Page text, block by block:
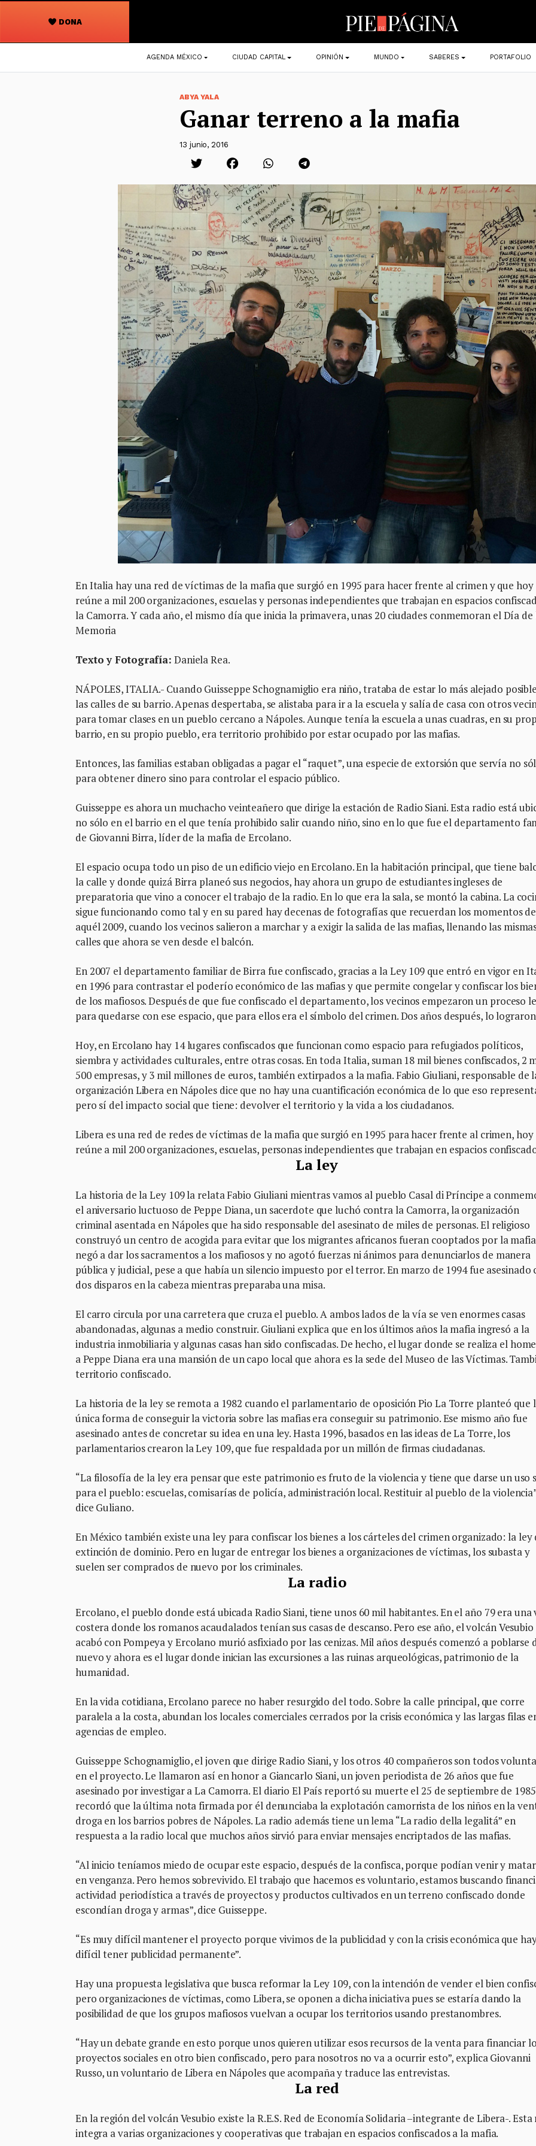
DONA
Navegación
principal
AGENDA MÉXICO CIUDAD CAPITAL OPINIÓN MUNDO SABERES PORTAFOLIO
ABYA YALA
Ganar terreno a la mafia
13 junio, 2016
En Italia hay una red de víctimas de la mafia que surgió en 1995 para hacer frente al crimen y que hoy
reúne a mil 200 organizaciones, escuelas y personas independientes que trabajan en espacios
la Camorra. Y cada año, el mismo día que inicia la primavera, unas 20 ciudades conmemoran el Día de
Memoria
Texto y Fotografía: Daniela Rea.
NÁPOLES, ITALIA.- Cuando Guisseppe Schognamiglio era niño, trataba de estar lo más alejado
las calles de su barrio. Apenas despertaba, se alistaba para ir a la escuela y salía de casa con otros
para tomar clases en un pueblo cercano a Nápoles. Aunque tenía la escuela a unas cuadras, en su
barrio, en su propio pueblo, era territorio prohibido por estar ocupado por las mafias.
Entonces, las familias estaban obligadas a pagar el “raquet”, una especie de extorsión que servía no
para obtener dinero sino para controlar el espacio público.
Guisseppe es ahora un muchacho veinteañero que dirige la estación de Radio Siani. Esta radio está
no sólo en el barrio en el que tenía prohibido salir cuando niño, sino en lo que fue el departamento
de Giovanni Birra, líder de la mafia de Ercolano.
El espacio ocupa todo un piso de un edificio viejo en Ercolano. En la habitación principal, que tiene
la calle y donde quizá Birra planeó sus negocios, hay ahora un grupo de estudiantes ingleses de
preparatoria que vino a conocer el trabajo de la radio. En lo que era la sala, se montó la cabina. La
sigue funcionando como tal y en su pared hay decenas de fotografías que recuerdan los momentos de
aquél 2009, cuando los vecinos salieron a marchar y a exigir la salida de las mafias, llenando las
calles que ahora se ven desde el balcón.
En 2007 el departamento familiar de Birra fue confiscado, gracias a la Ley 109 que entró en vigor en
en 1996 para contrastar el poderío económico de las mafias y que permite congelar y confiscar los
de los mafiosos. Después de que fue confiscado el departamento, los vecinos empezaron un proceso
para quedarse con ese espacio, que para ellos era el símbolo del crimen. Dos años después, lo
Hoy, en Ercolano hay 14 lugares confiscados que funcionan como espacio para refugiados políticos,
siembra y actividades culturales, entre otras cosas. En toda Italia, suman 18 mil bienes confiscados, 2
500 empresas, y 3 mil millones de euros, también extirpados a la mafia. Fabio Giuliani, responsable de
organización Libera en Nápoles dice que no hay una cuantificación económica de lo que eso
pero sí del impacto social que tiene: devolver el territorio y la vida a los ciudadanos.
Libera es una red de redes de víctimas de la mafia que surgió en 1995 para hacer frente al crimen, hoy
reúne a mil 200 organizaciones, escuelas, personas independientes que trabajan en espacios
La ley
La historia de la Ley 109 la relata Fabio Giuliani mientras vamos al pueblo Casal di Príncipe a
el aniversario luctuoso de Peppe Diana, un sacerdote que luchó contra la Camorra, la organización
criminal asentada en Nápoles que ha sido responsable del asesinato de miles de personas. El religioso
construyó un centro de acogida para evitar que los migrantes africanos fueran cooptados por la
negó a dar los sacramentos a los mafiosos y no agotó fuerzas ni ánimos para denunciarlos de manera
pública y judicial, pese a que había un silencio impuesto por el terror. En marzo de 1994 fue asesinado
dos disparos en la cabeza mientras preparaba una misa.
El carro circula por una carretera que cruza el pueblo. A ambos lados de la vía se ven enormes casas
abandonadas, algunas a medio construir. Giuliani explica que en los últimos años la mafia ingresó a la
industria inmobiliaria y algunas casas han sido confiscadas. De hecho, el lugar donde se realiza el
a Peppe Diana era una mansión de un capo local que ahora es la sede del Museo de las Víctimas.
territorio confiscado.
La historia de la ley se remota a 1982 cuando el parlamentario de oposición Pio La Torre planteó que
única forma de conseguir la victoria sobre las mafias era conseguir su patrimonio. Ese mismo año fue
asesinado antes de concretar su idea en una ley. Hasta 1996, basados en las ideas de La Torre, los
parlamentarios crearon la Ley 109, que fue respaldada por un millón de firmas ciudadanas.
“La filosofía de la ley era pensar que este patrimonio es fruto de la violencia y tiene que darse un uso
para el pueblo: escuelas, comisarías de policía, administración local. Restituir al pueblo de la
dice Guliano.
En México también existe una ley para confiscar los bienes a los cárteles del crimen organizado: la ley
extinción de dominio. Pero en lugar de entregar los bienes a organizaciones de víctimas, los subasta y
suelen ser comprados de nuevo por los criminales.
La radio
Ercolano, el pueblo donde está ubicada Radio Siani, tiene unos 60 mil habitantes. En el año 79 era una
costera donde los romanos acaudalados tenían sus casas de descanso. Pero ese año, el volcán Vesubio
acabó con Pompeya y Ercolano murió asfixiado por las cenizas. Mil años después comenzó a poblarse
nuevo y ahora es el lugar donde inician las excursiones a las ruinas arqueológicas, patrimonio de la
humanidad.
En la vida cotidiana, Ercolano parece no haber resurgido del todo. Sobre la calle principal, que corre
paralela a la costa, abundan los locales comerciales cerrados por la crisis económica y las largas filas
agencias de empleo.
Guisseppe Schognamiglio, el joven que dirige Radio Siani, y los otros 40 compañeros son todos
en el proyecto. Le llamaron así en honor a Giancarlo Siani, un joven periodista de 26 años que fue
asesinado por investigar a La Camorra. El diario El País reportó su muerte el 25 de septiembre de
recordó que la última nota firmada por él denunciaba la explotación camorrista de los niños en la
droga en los barrios pobres de Nápoles. La radio además tiene un lema “La radio della legalitá” en
respuesta a la radio local que muchos años sirvió para enviar mensajes encriptados de las mafias.
“Al inicio teníamos miedo de ocupar este espacio, después de la confisca, porque podían venir y
en venganza. Pero hemos sobrevivido. El trabajo que hacemos es voluntario, estamos buscando
actividad periodística a través de proyectos y productos cultivados en un terreno confiscado donde
escondían droga y armas”, dice Guisseppe.
“Es muy difícil mantener el proyecto porque vivimos de la publicidad y con la crisis económica que
difícil tener publicidad permanente”.
Hay una propuesta legislativa que busca reformar la Ley 109, con la intención de vender el bien
pero organizaciones de víctimas, como Libera, se oponen a dicha iniciativa pues se estaría dando la
posibilidad de que los grupos mafiosos vuelvan a ocupar los territorios usando prestanombres.
“Hay un debate grande en esto porque unos quieren utilizar esos recursos de la venta para financiar
proyectos sociales en otro bien confiscado, pero para nosotros no va a ocurrir esto”, explica Giovanni
Russo, un voluntario de Libera en Nápoles que acompaña y traduce las entrevistas.
La red
En la región del volcán Vesubio existe la R.E.S. Red de Economía Solidaria –integrante de Libera-. Esta
integra a varias organizaciones y cooperativas que trabajan en espacios confiscados a la mafia.